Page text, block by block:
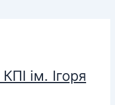
ім. Ігоря